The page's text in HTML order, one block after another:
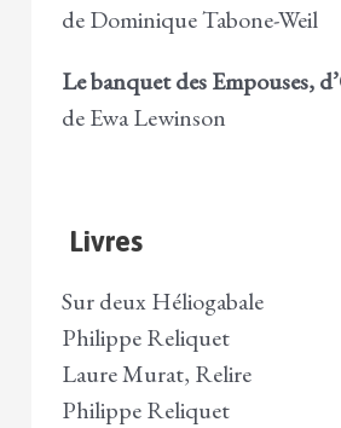
de Dominique Tabone-Weil
Le banquet des Empouses,
de Ewa Lewinson
Livres
Sur deux Héliogabale
Philippe Reliquet
Laure Murat, Relire
Philippe Reliquet